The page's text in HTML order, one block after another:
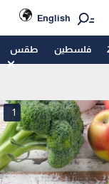
English
فلسطين طقس
1